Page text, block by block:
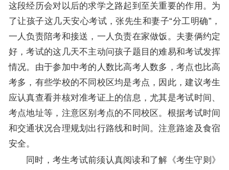
这段经历会对以后的求学之路起到至关重要的作用。为
了让孩子这几天安心考试，张先生和妻子“分工明确”，
一人负责陪考和接送，一人负责在家做饭。夫妻俩约定
好，考试的这几天不主动问孩子题目的难易和考试发挥
情况。由于参加中考的人数比高考人数多，考点也比高
考多，有些学校的不同校区均是考点，因此，建议考生
应认真查看并核对准考证上的信息，尤其是考试时间、
考点地址等，注意区别考点的不同校区。根据考试时间
和交通状况合理规划出行路线和时间。注意路途及食宿
安全。
同时，考生考试前须认真阅读和了解《考生守则》